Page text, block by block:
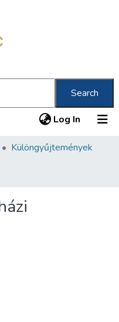
Search
Log In (current)
Különgyűjtemények